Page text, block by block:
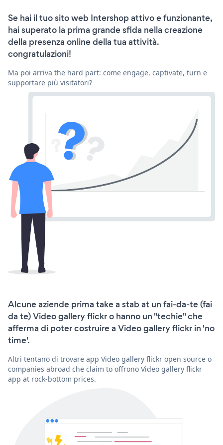
Se hai il tuo sito web Intershop attivo e funzionante,
hai superato la prima grande sfida nella creazione
della presenza online della tua attività.
congratulazioni!
Ma poi arriva the hard part: come engage, captivate, turn e
supportare più visitatori?
Alcune aziende prima take a stab at un fai-da-te (fai
da te) Video gallery flickr o hanno un "techie" che
afferma di poter costruire a Video gallery flickr in 'no
time'.
Altri tentano di trovare app Video gallery flickr open source o
companies abroad che claim to offrono Video gallery flickr
app at rock-bottom prices.